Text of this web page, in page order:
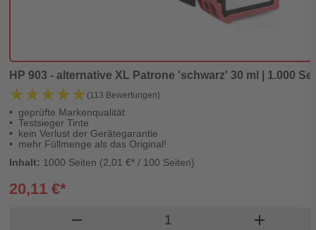
HP 903 - alternative XL Patrone 'schwarz' 30 ml | 1.000
★★★★★
★★★★★ (113 Bewertungen)
geprüfte Markenqualität
Testsieger Tinte
kein Verlust der Gerätegarantie
mehr Füllmenge als das Original!
Inhalt: 1000 Seiten (2,01 €* / 100 Seiten)
20,11 €*
remove Produkt Warenkorb Menge
add